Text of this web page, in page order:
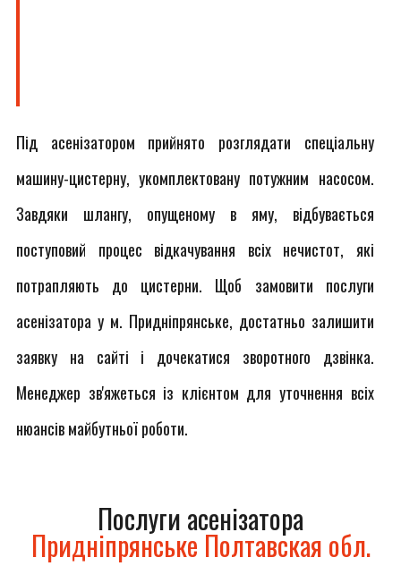
Під асенізатором прийнято розглядати спеціальну
машину-цистерну, укомплектовану потужним насосом.
Завдяки шлангу, опущеному в яму, відбувається
поступовий процес відкачування всіх нечистот, які
потрапляють до цистерни. Щоб замовити послуги
асенізатора у м. Придніпрянське, достатньо залишити
заявку на сайті і дочекатися зворотного дзвінка.
Менеджер зв'яжеться із клієнтом для уточнення всіх
нюансів майбутньої роботи.
Послуги асенізатора
Придніпрянське Полтавская обл.